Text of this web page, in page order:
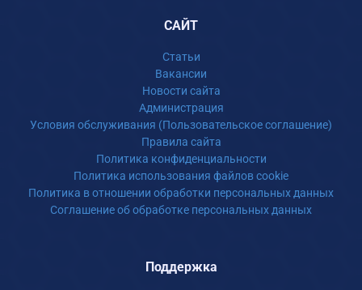
САЙТ
Статьи
Вакансии
Новости сайта
Администрация
Условия обслуживания (Пользовательское соглашение)
Правила сайта
Политика конфиденциальности
Политика использования файлов cookie
Политика в отношении обработки персональных данных
Соглашение об обработке персональных данных
Поддержка